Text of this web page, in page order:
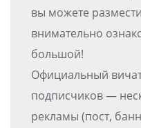
вы можете
внимательно
большой!
Официальный
подписчиков —
рекламы (пост,